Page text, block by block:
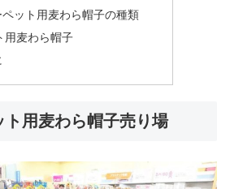
ペット用麦わら帽子の種類
用麦わら帽子
ト用麦わら帽子売り場